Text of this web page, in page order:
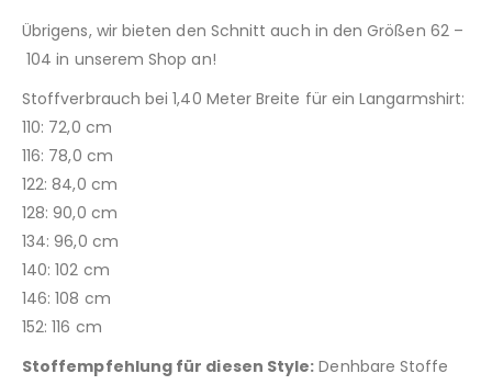
Übrigens, wir bieten den Schnitt auch in den Größen 62 –
104 in unserem Shop an!
Stoffverbrauch bei 1,40 Meter Breite für ein Langarmshirt:
110: 72,0 cm
116: 78,0 cm
122: 84,0 cm
128: 90,0 cm
134: 96,0 cm
140: 102 cm
146: 108 cm
152: 116 cm
Stoffempfehlung für diesen Style: Denhbare Stoffe